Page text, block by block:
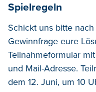
Spielregeln
Schickt uns bitte
Gewinnfrage eure
Teilnahmeformular
und Mail-Adresse.
dem 12. Juni, um 10